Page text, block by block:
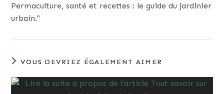
Permaculture, santé et recettes : le guide du jardinier
urbain."
VOUS DEVRIEZ ÉGALEMENT AIMER